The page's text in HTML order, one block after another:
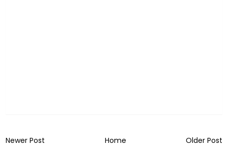
Newer Post Home Older Post